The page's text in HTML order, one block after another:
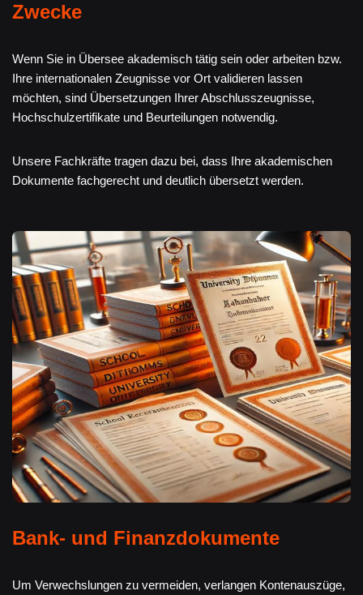
Zwecke
Wenn Sie in Übersee akademisch tätig sein oder arbeiten bzw.
Ihre internationalen Zeugnisse vor Ort validieren lassen
möchten, sind Übersetzungen Ihrer Abschlusszeugnisse,
Hochschulzertifikate und Beurteilungen notwendig.
Unsere Fachkräfte tragen dazu bei, dass Ihre akademischen
Dokumente fachgerecht und deutlich übersetzt werden.
Bank- und Finanzdokumente
Um Verwechslungen zu vermeiden, verlangen Kontenauszüge,